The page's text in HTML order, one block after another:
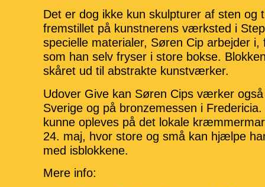
Det er dog ikke kun skulpturer af sten og
fremstillet på kunstnerens værksted i
specielle materialer, Søren Cip arbejder i,
som han selv fryser i store bokse.
skåret ud til abstrakte kunstværker.
Udover Give kan Søren Cips værker
Sverige og på bronzemessen i
kunne opleves på det lokale
24. maj, hvor store og små kan hjælpe
med isblokkene.
Mere info: